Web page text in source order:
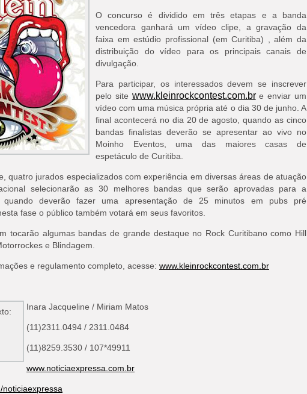
O concurso é dividido em três etapas e a banda
vencedora ganhará um vídeo clipe, a gravação da
faixa em estúdio profissional (em Curitiba) , além da
distribuição do vídeo para os principais canais de
divulgação.
Para participar, os interessados devem se inscrever
pelo site www.kleinrockcontest.com.bre enviar um
vídeo com uma música própria até o dia 30 de junho. A
final acontecerá no dia 20 de agosto, quando as cinco
bandas finalistas deverão se apresentar ao vivo no
Moinho Eventos, uma das maiores casas de
espetáculo de Curitiba.
quatro jurados especializados com experiência em diversas áreas de atuação
selecionarão as 30 melhores bandas que serão aprovadas para a
quando deverão fazer uma apresentação de 25 minutos em pubs pré
fase o público também votará em seus favoritos.
tocarão algumas bandas de grande destaque no Rock Curitibano como Hill
e Blindagem.
e regulamento completo, acesse: www.kleinrockcontest.com.br
Inara Jacqueline / Miriam Matos
(11)2311.0494 / 2311.0484
(11)8259.3530 / 107*49911
www.noticiaexpressa.com.br
noticiaexpressa